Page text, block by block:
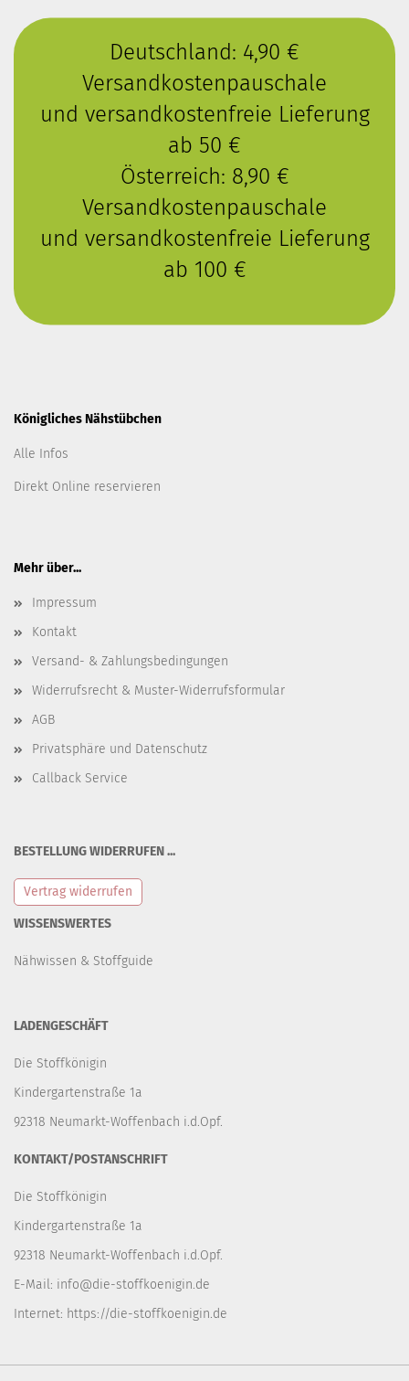
Deutschland: 4,90 €
Versandkostenpauschale
und versandkostenfreie Lieferung
ab 50 €
Österreich: 8,90 €
Versandkostenpauschale
und versandkostenfreie Lieferung
ab 100 €
Königliches Nähstübchen
Alle Infos
Direkt Online reservieren
Mehr über...
Impressum
Kontakt
Versand- & Zahlungsbedingungen
Widerrufsrecht & Muster-Widerrufsformular
AGB
Privatsphäre und Datenschutz
Callback Service
BESTELLUNG WIDERRUFEN ...
Vertrag widerrufen
WISSENSWERTES
Nähwissen & Stoffguide
LADENGESCHÄFT
Die Stoffkönigin
Kindergartenstraße 1a
92318 Neumarkt-Woffenbach i.d.Opf.
KONTAKT/POSTANSCHRIFT
Die Stoffkönigin
Kindergartenstraße 1a
92318 Neumarkt-Woffenbach i.d.Opf.
E-Mail: info@die-stoffkoenigin.de
Internet: https://die-stoffkoenigin.de